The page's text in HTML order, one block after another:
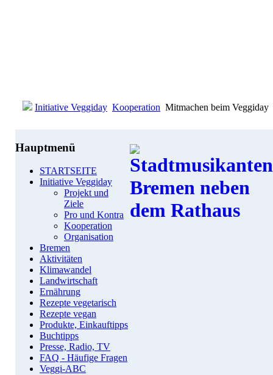
Initiative Veggiday Kooperation Mitmachen beim Veggiday
Hauptmenü
STARTSEITE
Initiative Veggiday
Projekt und
Ziele
Pro und Kontra
Kooperation
Organisation
Bremen
Aktivitäten
Klimawandel
Landwirtschaft
Ernährung
Rezepte vegetarisch
Rezepte vegan
Produkte, Einkauftipps
Buchtipps
Presse, Radio, TV
FAQ - Häufige Fragen
Veggi-ABC